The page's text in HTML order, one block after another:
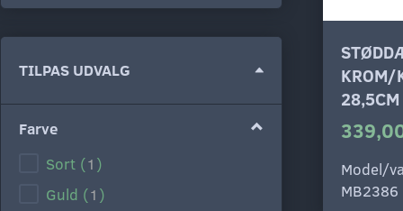
TILPAS UDVALG
Farve
Sort (1 )
Guld (1 )
KROM/
28,5CM
Model/
MB2386